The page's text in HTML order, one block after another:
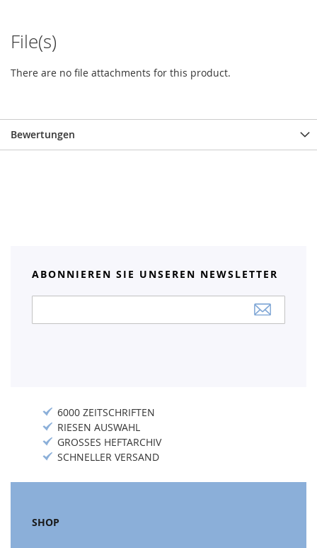
File(s)
There are no file attachments for this product.
Bewertungen
ABONNIEREN SIE UNSEREN NEWSLETTER
Newsletter:
6000 ZEITSCHRIFTEN
RIESEN AUSWAHL
GROSSES HEFTARCHIV
SCHNELLER VERSAND
SHOP